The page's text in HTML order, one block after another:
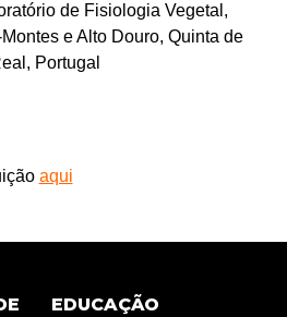
de Fisiologia Vegetal,
e Alto Douro, Quinta de
Portugal
aqui
EDUCAÇÃO